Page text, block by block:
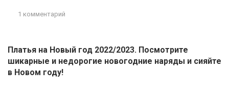
1 комментарий
Платья на Новый год 2022/2023. Посмотрите
шикарные и недорогие новогодние наряды и сияйте
в Новом году!